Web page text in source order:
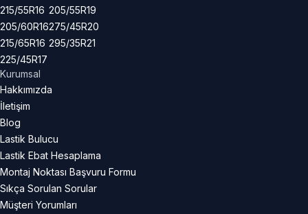
215/55R16
205/60R16
215/65R16
225/45R17
205/55R19
275/45R20
295/35R21
Kurumsal
Hakkımızda
İletişim
Blog
Lastik Bulucu
Lastik Ebat Hesaplama
Montaj Noktası Başvuru Formu
Sıkça Sorulan Sorular
Müşteri Yorumları